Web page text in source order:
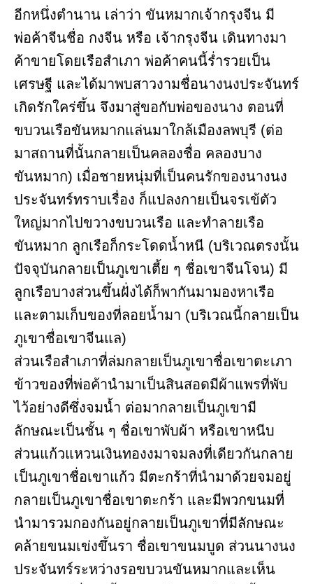
อีกหนึ่งตำนาน เล่าว่า ขันหมากเจ้ากรุงจีน มี
พ่อค้าจีนชื่อ กงจีน หรือ เจ้ากรุงจีน เดินทางมา
ค้าขายโดยเรือสำเภา พ่อค้าคนนี้ร่ำรวยเป็น
เศรษฐี และได้มาพบสาวงามชื่อนางนงประจันทร์
เกิดรักใคร่ขึ้น จึงมาสู่ขอกับพ่อของนาง ตอนที่
ขบวนเรือขันหมากแล่นมาใกล้เมืองลพบุรี (ต่อ
มาสถานที่นั้นกลายเป็นคลองชื่อ คลองบาง
ขันหมาก) เมื่อชายหนุ่มที่เป็นคนรักของนางนง
ประจันทร์ทราบเรื่อง ก็แปลงกายเป็นจรเข้ตัว
ใหญ่มากไปขวางขบวนเรือ และทำลายเรือ
ขันหมาก ลูกเรือก็กระโดดน้ำหนี (บริเวณตรงนั้น
ปัจจุบันกลายเป็นภูเขาเตี้ย ๆ ชื่อเขาจีนโจน) มี
ลูกเรือบางส่วนขึ้นฝั่งได้ก็พากันมามองหาเรือ
และตามเก็บของที่ลอยน้ำมา (บริเวณนี้กลายเป็น
ภูเขาชื่อเขาจีนแล)
ส่วนเรือสำเภาที่ล่มกลายเป็นภูเขาชื่อเขาตะเภา
ข้าวของที่พ่อค้านำมาเป็นสินสอดมีผ้าแพรที่พับ
ไว้อย่างดีซึ่งจมน้ำ ต่อมากลายเป็นภูเขามี
ลักษณะเป็นชั้น ๆ ชื่อเขาพับผ้า หรือเขาหนีบ
ส่วนแก้วแหวนเงินทองงมาจมลงที่เดียวกันกลาย
เป็นภูเขาชื่อเขาแก้ว มีตะกร้าที่นำมาด้วยจมอยู่
กลายเป็นภูเขาชื่อเขาตะกร้า และมีพวกขนมที่
นำมารวมกองกันอยู่กลายเป็นภูเขาที่มีลักษณะ
คล้ายขนมเข่งขึ้นรา ชื่อเขาขนมบูด ส่วนนางนง
ประจันทร์ระหว่างรอขบวนขันหมากและเห็น